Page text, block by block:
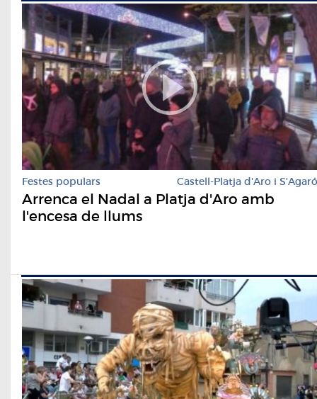
Festes populars Castell-Platja d'Aro i S'Agaró
Arrenca el Nadal a Platja d'Aro amb
l'encesa de llums